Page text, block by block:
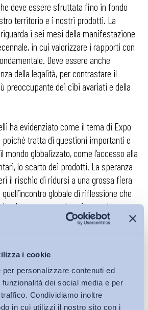
i cookie
personalizzare contenuti ed
dei social media e per
Condividiamo inoltre
in cui utilizzi il nostro sito con i
deve essere sfruttata fino in fondo
territorio e i nostri prodotti. La
i sei mesi della manifestazione
in cui valorizzare i rapporti con
Deve essere anche
della legalità, per contrastare il
preoccupante dei cibi avariati e della
ha evidenziato come il tema di Expo
poiché tratta di questioni importanti e
mondo globalizzato, come l’accesso alla
lo scarto dei prodotti. La speranza
il rischio di ridursi a una grossa fiera
globale di riflessione che
bene comune: la scienza e la
un’importante sfida
di cibo avariato. In questo
punto centrale. Allo stesso tempo è
e della tecnologia che non
nel campo agroalimentare: